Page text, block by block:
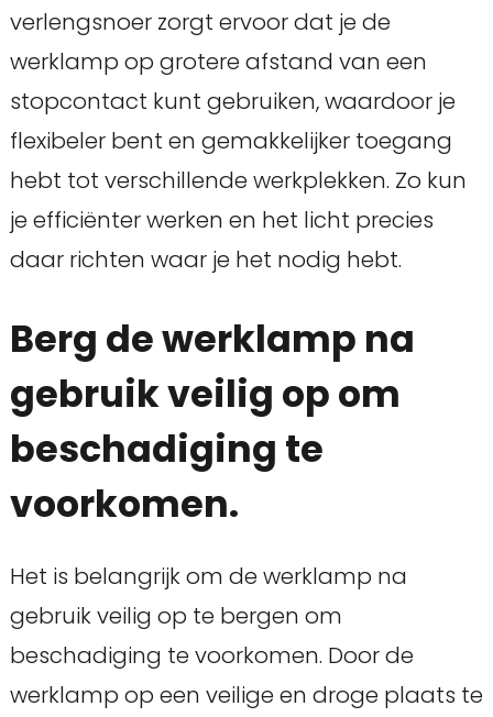
verlengsnoer zorgt ervoor dat je de
werklamp op grotere afstand van een
stopcontact kunt gebruiken, waardoor je
flexibeler bent en gemakkelijker toegang
hebt tot verschillende werkplekken. Zo kun
je efficiënter werken en het licht precies
daar richten waar je het nodig hebt.
Berg de werklamp na
gebruik veilig op om
beschadiging te
voorkomen.
Het is belangrijk om de werklamp na
gebruik veilig op te bergen om
beschadiging te voorkomen. Door de
werklamp op een veilige en droge plaats te